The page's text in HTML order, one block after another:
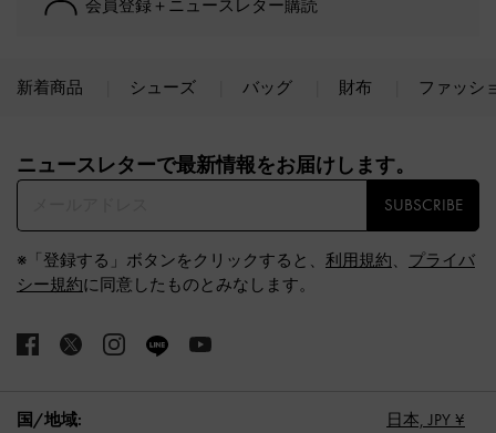
会員登録＋ニュースレター購読
新着商品 シューズ バッグ 財布 ファッシ
ニュースレターで最新情報をお届けします。​
SUBSCRIBE
※「登録する」ボタンをクリックすると、 利用規約、 プライバ
シー規約に同意したものとみなします。
国/地域: 日本, JPY ¥